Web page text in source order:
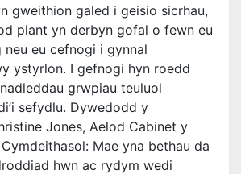
gweithion galed i geisio sicrhau,
plant yn derbyn gofal o fewn eu
eu cefnogi i gynnal
ystyrlon. I gefnogi hyn roedd
grwpiau teuluol
sefydlu. Dywedodd y
Jones, Aelod Cabinet y
Mae yna bethau da
hwn ac rydym wedi